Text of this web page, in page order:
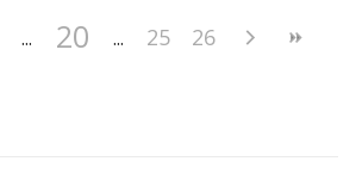
20 25 26